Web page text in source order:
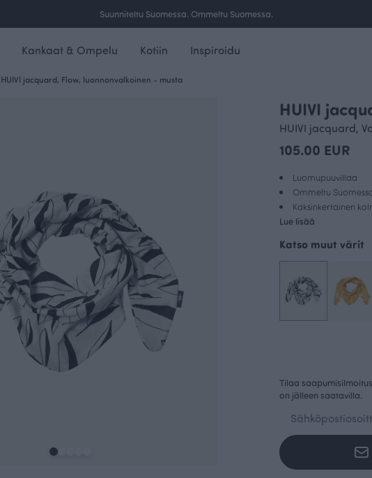
Ilmainen toimitus yli 100 € tilauksille Suomessa.
Kankaat & Ompelu Kotiin Inspiroidu
HUIVI jacquard, Flow, luonnonvalkoinen - musta
HUIVI
HUIVI jacquard,
105.00 EUR
Luomupuuvillaa
Ommeltu
Kaksinkertainen
Lue lisää
Katso muut värit
Tilaa
on jälleen saatavilla.